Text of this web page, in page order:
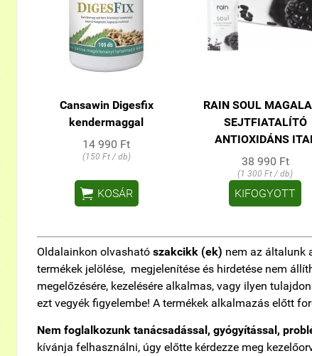
Cansawin Digesfix
kendermaggal
14 990 Ft
(150 Ft / db)
 KOSÁR
RAIN SOUL
SEJTFIATALÍTÓ
ANTIOXIDÁNS
38 990 Ft
(1 300 Ft / db)
KIFOGYOTT
Oldalainkon olvasható szakcikk (ek) nem az általunk
termékek jelölése, megjelenítése és hirdetése nem
megelőzésére, kezelésére alkalmas, vagy ilyen
ezt vegyék figyelembe! A termékek alkalmazás előtt
Nem foglalkozunk tanácsadással, gyógyítással,
kívánja felhasználni, úgy előtte kérdezze meg